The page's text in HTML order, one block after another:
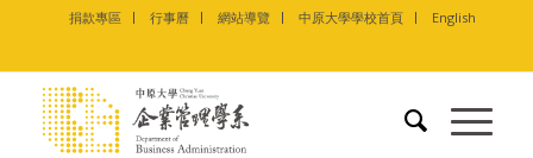
捐款專區 行事曆 網站導覽 中原大學學校首頁 English